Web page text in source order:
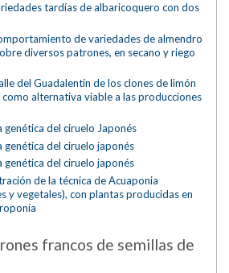
tardías de albaricoquero con dos
de variedades de almendro
diversos patrones, en secano y riego
del Guadalentín de los clones de limón
alternativa viable a las producciones
del ciruelo Japonés
genética del ciruelo japonés
genética del ciruelo japonés
de la técnica de Acuaponia
y vegetales), con plantas producidas en
francos de semillas de